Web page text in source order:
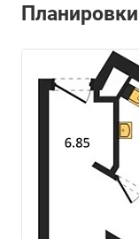
Планировки